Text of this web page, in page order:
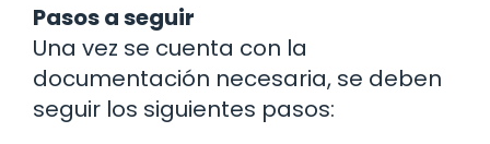
Pasos a seguir
Una vez se cuenta con la
documentación necesaria, se deben
seguir los siguientes pasos: